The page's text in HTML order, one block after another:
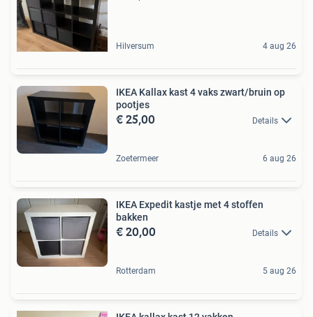
Hilversum 4 aug 26
IKEA Kallax kast 4 vaks zwart/bruin op
pootjes
€ 25,00 Details
Zoetermeer 6 aug 26
IKEA Expedit kastje met 4 stoffen
bakken
€ 20,00 Details
Rotterdam 5 aug 26